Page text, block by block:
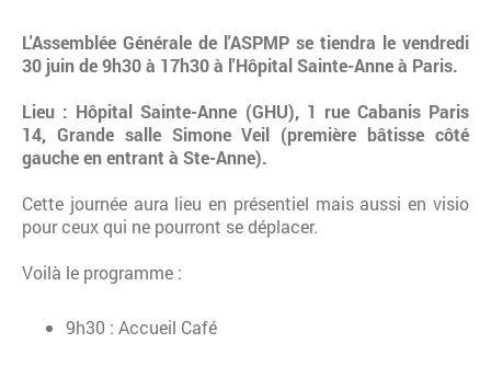
L'Assemblée Générale de l'ASPMP se tiendra le vendredi
30 juin de 9h30 à 17h30 à l'Hôpital Sainte-Anne à Paris.
Lieu : Hôpital Sainte-Anne (GHU), 1 rue Cabanis Paris
14, Grande salle Simone Veil (première bâtisse côté
gauche en entrant à Ste-Anne).
Cette journée aura lieu en présentiel mais aussi en visio
pour ceux qui ne pourront se déplacer.
Voilà le programme :
9h30 : Accueil Café